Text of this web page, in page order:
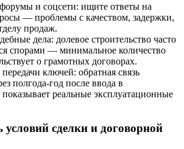
и соцсети: ищите ответы на
— проблемы с качеством, задержки,
продаж.
дела: долевое строительство часто
спорами — минимальное количество
о грамотных договорах.
ключей: обратная связь
полгода-год после ввода в
реальные эксплуатационные
условий сделки и договорной